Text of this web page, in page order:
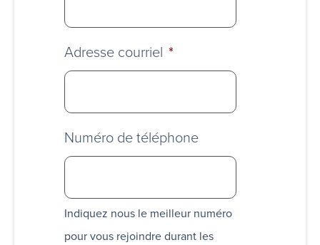
Adresse courriel *
Numéro de téléphone
Indiquez nous le meilleur numéro
pour vous rejoindre durant les